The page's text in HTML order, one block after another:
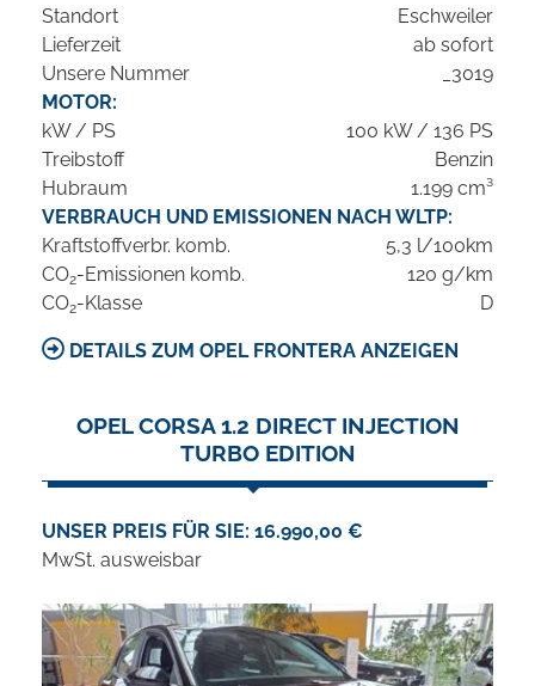
Standort
Eschweiler
Lieferzeit
ab sofort
Unsere Nummer
_3019
MOTOR:
kW / PS
100 kW / 136 PS
Treibstoff
Benzin
Hubraum
1.199 cm³
VERBRAUCH UND EMISSIONEN NACH WLTP:
Kraftstoffverbr. komb.
5,3 l/100km
CO2-Emissionen komb.
120 g/km
CO2-Klasse D
DETAILS ZUM OPEL FRONTERA ANZEIGEN
OPEL CORSA 1.2 DIRECT INJECTION
TURBO EDITION
UNSER PREIS FÜR SIE: 16.990,00 €
MwSt. ausweisbar